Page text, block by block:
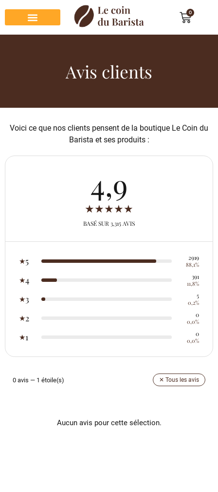
0
Avis clients
Voici ce que nos clients pensent de la boutique Le Coin du
Barista et ses produits :
4,9
★★★★★
BASÉ SUR 3,315 AVIS
★5 2919
88,1%
★4 391
11,8%
★3 5
0,2%
★2 0
0,0%
★1 0
0,0%
0 avis — 1 étoile(s) ✕ Tous les avis
Aucun avis pour cette sélection.